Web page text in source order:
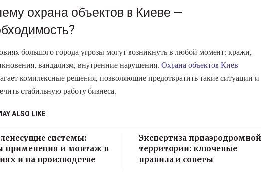
охрана объектов в Киеве —
большого города угрозы могут возникнуть в любой момент: кражи,
вандализм, внутренние нарушения. Охрана объектов Киев
комплексные решения, позволяющие предотвратить такие ситуации и
стабильную работу бизнеса.
ALSO LIKE
системы:
применения и монтаж в
и на производстве
Экспертиза приаэродромной
территории: ключевые
правила и советы